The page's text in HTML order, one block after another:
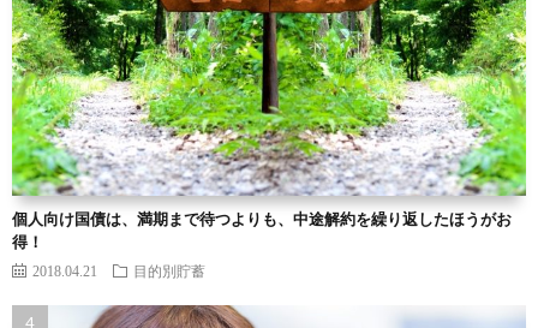
個人向け国債は、満期まで待つよりも、中途解約を繰り返したほうがお
得！
2018.04.21 目的別貯蓄